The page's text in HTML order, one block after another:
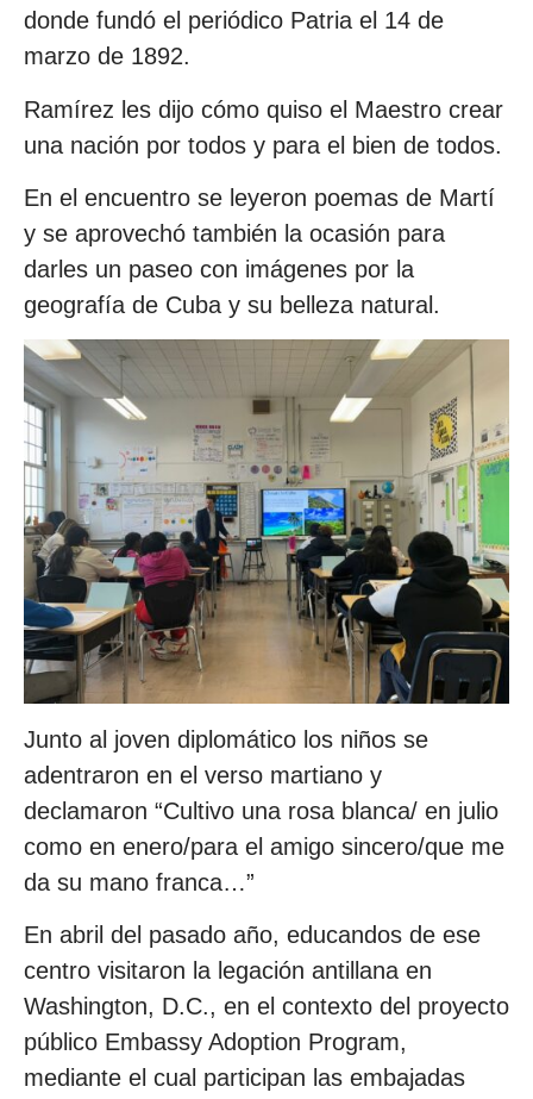
donde fundó el periódico Patria el 14 de
marzo de 1892.
Ramírez les dijo cómo quiso el Maestro crear
una nación por todos y para el bien de todos.
En el encuentro se leyeron poemas de Martí
y se aprovechó también la ocasión para
darles un paseo con imágenes por la
geografía de Cuba y su belleza natural.
Junto al joven diplomático los niños se
adentraron en el verso martiano y
declamaron “Cultivo una rosa blanca/ en julio
como en enero/para el amigo sincero/que me
da su mano franca…”
En abril del pasado año, educandos de ese
centro visitaron la legación antillana en
Washington, D.C., en el contexto del proyecto
público Embassy Adoption Program,
mediante el cual participan las embajadas